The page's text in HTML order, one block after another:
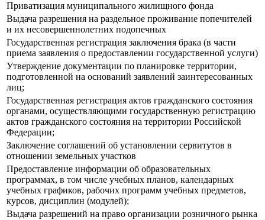
Приватизация муниципального жилищного фонда
Выдача разрешения на раздельное проживание попечителей
и их несовершеннолетних подопечных
Государственная регистрация заключения брака (в части
приема заявления о предоставлении государственной услуги)
Утверждение документации по планировке территории,
подготовленной на оснований заявлений заинтересованных
лиц;
Государственная регистрация актов гражданского состояния
органами, осуществляющими государственную регистрацию
актов гражданского состояния на территории Российской
Федерации;
Заключение соглашений об установлении сервитутов в
отношении земельных участков
Предоставление информации об образовательных
программах, в том числе учебных планов, календарных
учебных графиков, рабочих программ учебных предметов,
курсов, дисциплин (модулей);
Выдача разрешений на право организации розничного рынка